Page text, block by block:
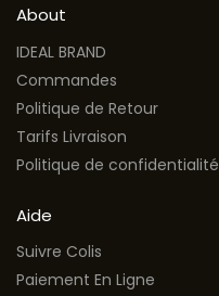
About
IDEAL BRAND
Commandes
Politique de Retour
Tarifs Livraison
Politique de confidentialité
Aide
Suivre Colis
Paiement En Ligne